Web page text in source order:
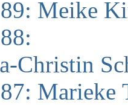
Meike
Christin
Marieke